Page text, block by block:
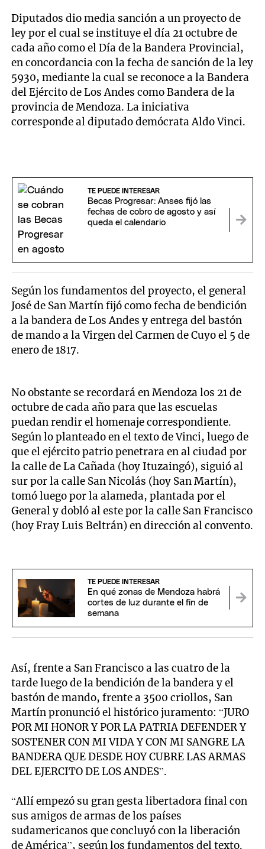
Diputados dio media sanción a un proyecto de
ley por el cual se instituye el día 21 octubre de
cada año como el Día de la Bandera Provincial,
en concordancia con la fecha de sanción de la ley
5930, mediante la cual se reconoce a la Bandera
del Ejército de Los Andes como Bandera de la
provincia de Mendoza. La iniciativa
corresponde al diputado demócrata Aldo Vinci.
TE PUEDE INTERESAR
Becas Progresar: Anses fijó las
fechas de cobro de agosto y así
queda el calendario
Según los fundamentos del proyecto, el general
José de San Martín fijó como fecha de bendición
a la bandera de Los Andes y entrega del bastón
de mando a la Virgen del Carmen de Cuyo el 5 de
enero de 1817.
No obstante se recordará en Mendoza los 21 de
octubre de cada año para que las escuelas
puedan rendir el homenaje correspondiente.
Según lo planteado en el texto de Vinci, luego de
que el ejército patrio penetrara en al ciudad por
la calle de La Cañada (hoy Ituzaingó), siguió al
sur por la calle San Nicolás (hoy San Martín),
tomó luego por la alameda, plantada por el
General y dobló al este por la calle San Francisco
(hoy Fray Luis Beltrán) en dirección al convento.
TE PUEDE INTERESAR
En qué zonas de Mendoza habrá
cortes de luz durante el fin de
semana
Así, frente a San Francisco a las cuatro de la
tarde luego de la bendición de la bandera y el
bastón de mando, frente a 3500 criollos, San
Martín pronunció el histórico juramento: “JURO
POR MI HONOR Y POR LA PATRIA DEFENDER Y
SOSTENER CON MI VIDA Y CON MI SANGRE LA
BANDERA QUE DESDE HOY CUBRE LAS ARMAS
DEL EJERCITO DE LOS ANDES”.
“Allí empezó su gran gesta libertadora final con
sus amigos de armas de los países
sudamericanos que concluyó con la liberación
de América”, según los fundamentos del texto.